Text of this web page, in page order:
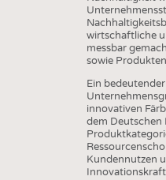
wirtschaftliche
messbar
sowie
Ein
innovativen
dem Deutschen
Kundennutzen